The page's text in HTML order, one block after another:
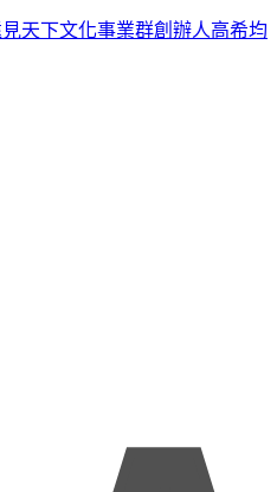
天下文化事業群創辦人高希均